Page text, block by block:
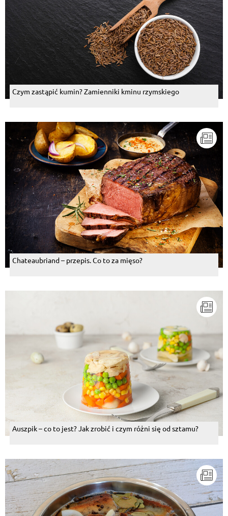
Czym zastąpić kumin? Zamienniki kminu rzymskiego
Chateaubriand – przepis. Co to za mięso?
Auszpik – co to jest? Jak zrobić i czym różni się od sztamu?